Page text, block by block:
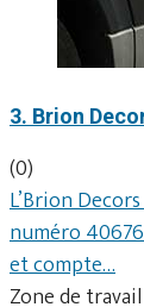
3. Brion
(0)
L’Brion
numéro
et compte…
Zone de